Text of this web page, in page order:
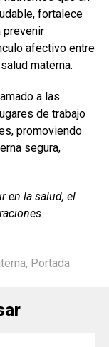
fortalece
prevenir
afectivo entre
materna.
a las
de trabajo
promoviendo
segura,
en la salud, el
, Portada